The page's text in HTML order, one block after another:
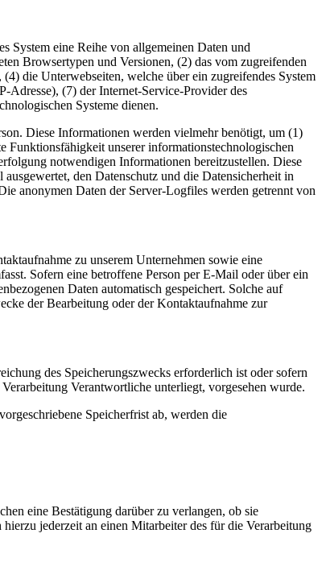
System eine Reihe von allgemeinen Daten und
Browsertypen und Versionen, (2) das vom zugreifenden
die Unterwebseiten, welche über ein zugreifendes System
Adresse), (7) der Internet-Service-Provider des
Systeme dienen.
Diese Informationen werden vielmehr benötigt, um (1)
Funktionsfähigkeit unserer informationstechnologischen
notwendigen Informationen bereitzustellen. Diese
den Datenschutz und die Datensicherheit in
anonymen Daten der Server-Logfiles werden getrennt von
zu unserem Unternehmen sowie eine
Sofern eine betroffene Person per E-Mail oder über ein
Daten automatisch gespeichert. Solche auf
der Bearbeitung oder der Kontaktaufnahme zur
des Speicherungszwecks erforderlich ist oder sofern
Verantwortliche unterliegt, vorgesehen wurde.
Speicherfrist ab, werden die
eine Bestätigung darüber zu verlangen, ob sie
jederzeit an einen Mitarbeiter des für die Verarbeitung